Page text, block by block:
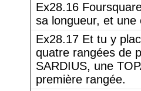
Ex28.16
sa longueur, et
Ex28.17 Et tu y
quatre rangées de
SARDIUS, une
première rangée.